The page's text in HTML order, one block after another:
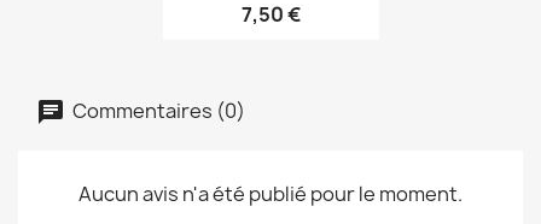
7,50 €
Commentaires (0)
Aucun avis n'a été publié pour le moment.